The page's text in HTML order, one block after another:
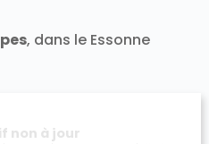
, dans le Essonne
non à jour